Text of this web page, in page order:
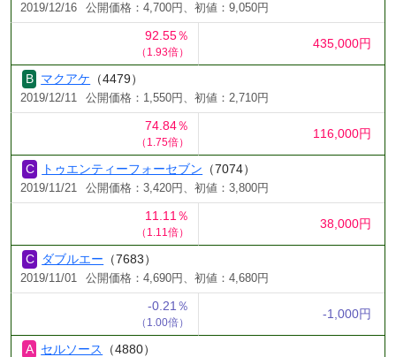
2019/12/16 公開価格：4,700円、初値：9,050円
92.55％
（1.93倍）
435,000円
マクアケ （4479）
2019/12/11 公開価格：1,550円、初値：2,710円
74.84％
（1.75倍）
116,000円
トゥエンティーフォーセブン （7074）
2019/11/21 公開価格：3,420円、初値：3,800円
11.11％
（1.11倍）
38,000円
ダブルエー （7683）
2019/11/01 公開価格：4,690円、初値：4,680円
-0.21％
（1.00倍）
-1,000円
セルソース （4880）